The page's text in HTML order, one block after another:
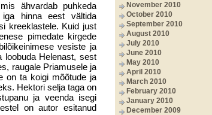
November 2010
October 2010
September 2010
August 2010
July 2010
June 2010
May 2010
April 2010
March 2010
February 2010
January 2010
December 2009
ähvardab puhkeda
hinna eest vältida
kreeklastele. Kuid just
pimedate kirgede
vesiste ja
loobuda Helenast, sest
raugale Priamusele ja
on ta koigi mõõtude ja
Hektori selja taga on
ja veenda isegi
on autor esitanud